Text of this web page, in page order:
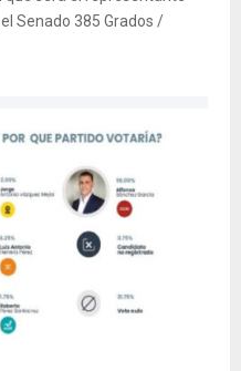
Senado 385 Grados /